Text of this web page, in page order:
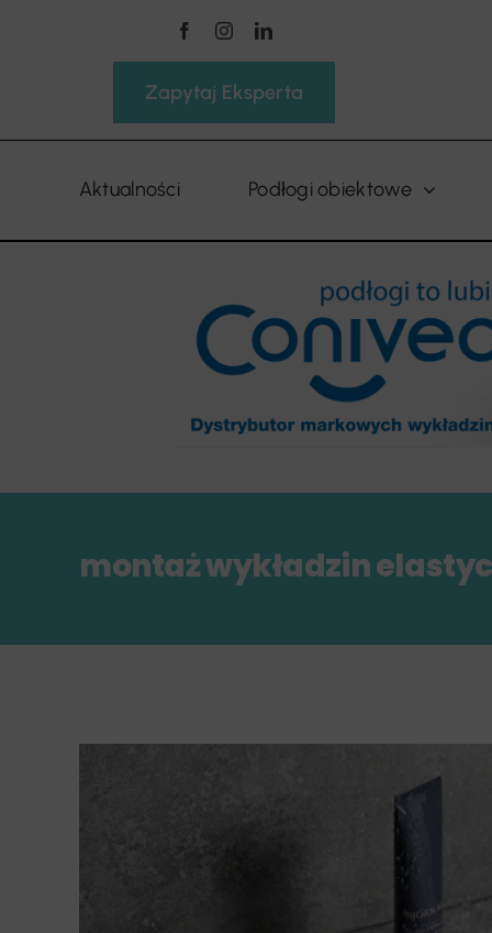
Zapytaj Eksperta
Aktualności Podłogi obiektowe
montaż wykładzin